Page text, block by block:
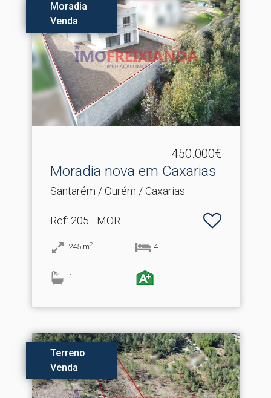
Moradia
Venda
450.000€
Moradia nova em Caxarias
Santarém / Ourém / Caxarias
Ref: 205 - MOR
245 m2 4
1
Terreno
Venda